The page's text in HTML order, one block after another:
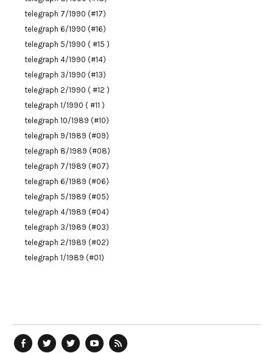
telegraph 7/1990 (#17)
telegraph 6/1990 (#16)
telegraph 5/1990 ( #15 )
telegraph 4/1990 (#14)
telegraph 3/1990 (#13)
telegraph 2/1990 ( #12 )
telegraph 1/1990 ( #11 )
telegraph 10/1989 (#10)
telegraph 9/1989 (#09)
telegraph 8/1989 (#08)
telegraph 7/1989 (#07)
telegraph 6/1989 (#06)
telegraph 5/1989 (#05)
telegraph 4/1989 (#04)
telegraph 3/1989 (#03)
telegraph 2/1989 (#02)
telegraph 1/1989 (#01)